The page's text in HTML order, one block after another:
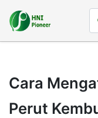
Cara
Perut